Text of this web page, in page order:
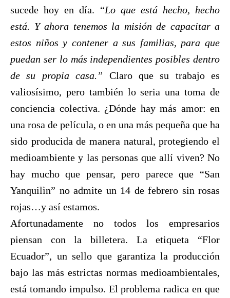
sucede hoy en día. “Lo que está hecho, hecho
está. Y ahora tenemos la misión de capacitar a
estos niños y contener a sus familias, para que
puedan ser lo más independientes posibles dentro
de su propia casa.” Claro que su trabajo es
valiosísimo, pero también lo seria una toma de
conciencia colectiva. ¿Dónde hay más amor: en
una rosa de película, o en una más pequeña que ha
sido producida de manera natural, protegiendo el
medioambiente y las personas que allí viven? No
hay mucho que pensar, pero parece que “San
Yanquilìn” no admite un 14 de febrero sin rosas
rojas…y así estamos.
Afortunadamente no todos los empresarios
piensan con la billetera. La etiqueta “Flor
Ecuador”, un sello que garantiza la producción
bajo las más estrictas normas medioambientales,
está tomando impulso. El problema radica en que